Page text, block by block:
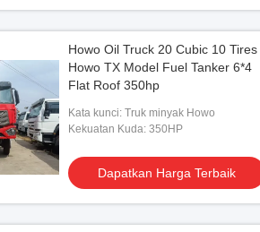
Howo Oil Truck 20 Cubic 10 Tires
Howo TX Model Fuel Tanker 6*4
Flat Roof 350hp
Kata kunci: Truk minyak Howo
Kekuatan Kuda: 350HP
Dapatkan Harga Terbaik